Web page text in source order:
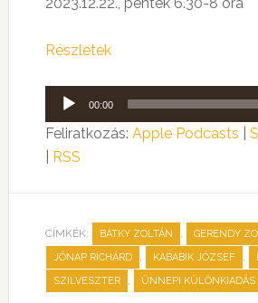
Részletek
Audió
lejátszó
00:00
Feliratkozás: Apple Podcasts
RSS
CÍMKÉK: BÁTKY ZOLTÁN , GERENDY
JÓNAP RICHÁRD , KABABIK JÓZSEF ,
SZILVESZTER , ÜNNEPI KÜLÖNKIADÁS